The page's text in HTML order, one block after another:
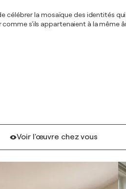
Voir l'œuvre chez vous
la mosaïque des identités
s'ils appartenaient à la